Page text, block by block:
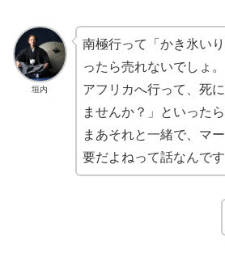
垣内
南極行って「かき氷い
ったら売れないでしょ。
アフリカへ行って、死
ませんか？」といった
まあそれと一緒で、マ
要だよねって話なんです